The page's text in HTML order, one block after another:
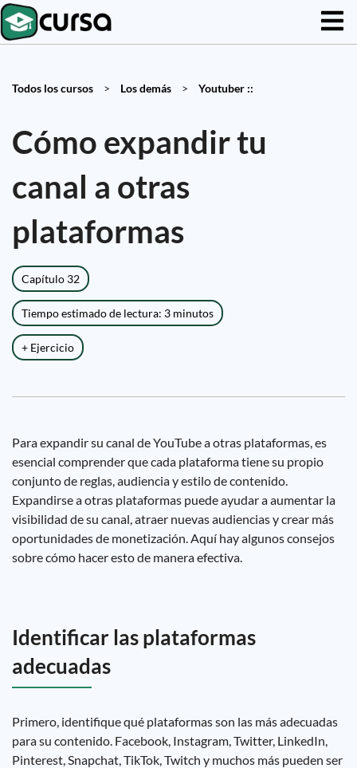
Todos los cursos > Los demás > Youtuber ::
Cómo expandir tu
canal a otras
plataformas
Capítulo 32
Tiempo estimado de lectura: 3 minutos
+ Ejercicio
Para expandir su canal de YouTube a otras plataformas, es
esencial comprender que cada plataforma tiene su propio
conjunto de reglas, audiencia y estilo de contenido.
Expandirse a otras plataformas puede ayudar a aumentar la
visibilidad de su canal, atraer nuevas audiencias y crear más
oportunidades de monetización. Aquí hay algunos consejos
sobre cómo hacer esto de manera efectiva.
Identificar las plataformas
adecuadas
Primero, identifique qué plataformas son las más adecuadas
para su contenido. Facebook, Instagram, Twitter, LinkedIn,
Pinterest, Snapchat, TikTok, Twitch y muchos más pueden ser